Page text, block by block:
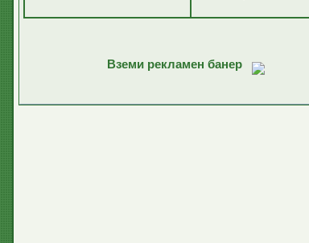
Вземи рекламен банер